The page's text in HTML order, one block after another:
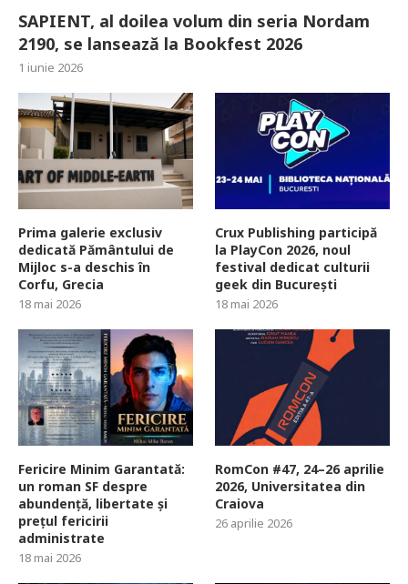
SAPIENT, al doilea volum din seria Nordam
2190, se lansează la Bookfest 2026
1 iunie 2026
Prima galerie exclusiv
dedicată Pământului de
Mijloc s-a deschis în
Corfu, Grecia
18 mai 2026
Crux Publishing participă
la PlayCon 2026, noul
festival dedicat culturii
geek din București
18 mai 2026
Fericire Minim Garantată:
un roman SF despre
abundență, libertate și
prețul fericirii
administrate
18 mai 2026
RomCon #47, 24–26 aprilie
2026, Universitatea din
Craiova
26 aprilie 2026